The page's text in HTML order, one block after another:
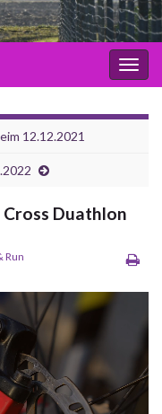
12.12.2021
Cross Duathlon
Run